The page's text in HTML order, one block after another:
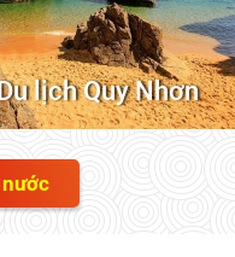
lịch Quy Nhơn